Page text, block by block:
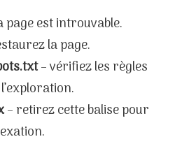
page est introuvable.
la page.
– vérifiez les règles
– retirez cette balise pour